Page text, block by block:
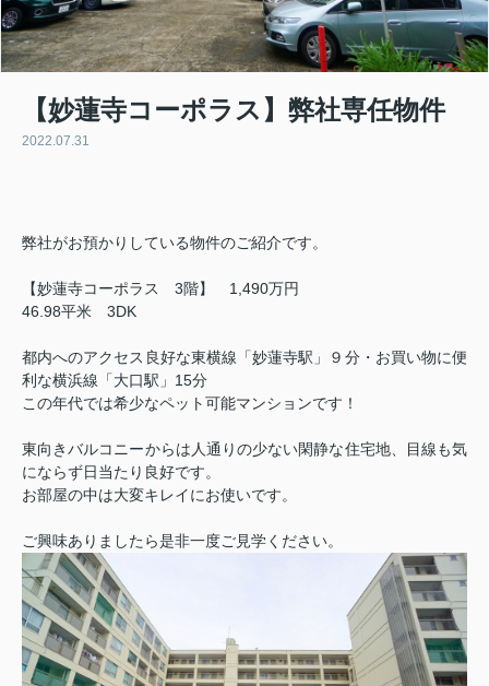
【妙蓮寺コーポラス】弊社専任物件
2022.07.31
弊社がお預かりしている物件のご紹介です。
【妙蓮寺コーポラス 3階】 1,490万円
46.98平米 3DK
都内へのアクセス良好な東横線「妙蓮寺駅」９分・お買い物に便
利な横浜線「大口駅」15分
この年代では希少なペット可能マンションです！
東向きバルコニーからは人通りの少ない閑静な住宅地、目線も気
にならず日当たり良好です。
お部屋の中は大変キレイにお使いです。
ご興味ありましたら是非一度ご見学ください。